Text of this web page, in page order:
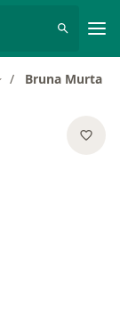
de cidade
Bruna Murta